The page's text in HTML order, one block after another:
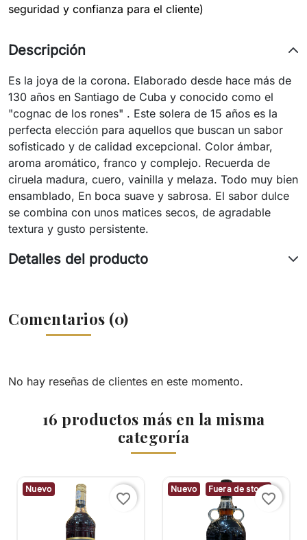
seguridad y confianza para el cliente)
Descripción
Es la joya de la corona. Elaborado desde hace más de
130 años en Santiago de Cuba y conocido como el
"cognac de los rones" . Este solera de 15 años es la
perfecta elección para aquellos que buscan un sabor
sofisticado y de calidad excepcional. Color ámbar,
aroma aromático, franco y complejo. Recuerda de
ciruela madura, cuero, vainilla y melaza. Todo muy bien
ensamblado, En boca suave y sabrosa. El sabor dulce
se combina con unos matices secos, de agradable
textura y gusto persistente.
Detalles del producto
Comentarios (0)
No hay reseñas de clientes en este momento.
16 productos más en la misma
categoría
Nuevo
favorite_border
Nuevo Fuera de stock
favorite_border